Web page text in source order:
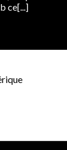
ce[...]